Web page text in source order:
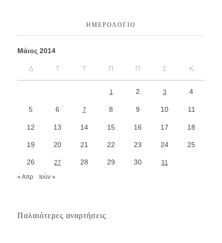
ΗΜΕΡΟΛΌΓΙΟ
Μάιος 2014
Δ Τ Τ Π Π Σ Κ
1 2 3 4
5 6 7 8 9 10 11
12 13 14 15 16 17 18
19 20 21 22 23 24 25
26 27 28 29 30 31
« Απρ Ιούν »
Παλαιότερες αναρτήσεις...